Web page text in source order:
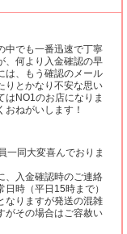
中でも一番迅速で丁寧
、何より入金確認の早
は、もう確認のメール
りとかなり不安な思い
はNO1のお店になりま
ねがいします！
一同大変喜んでおりま
、入金確認時のご連絡
時（平日15時まで）
なりますが発送の混雑
がその場合はご容赦い